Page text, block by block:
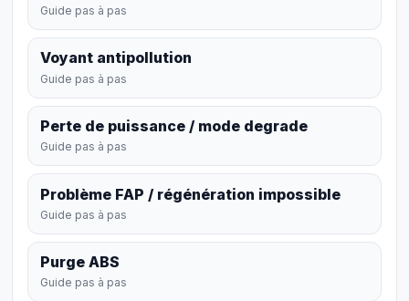
Guide pas à pas
Voyant antipollution
Guide pas à pas
Perte de puissance / mode degrade
Guide pas à pas
Problème FAP / régénération impossible
Guide pas à pas
Purge ABS
Guide pas à pas